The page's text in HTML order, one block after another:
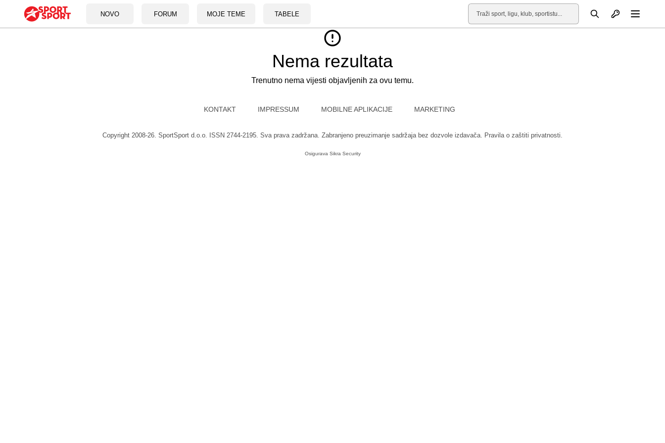
NOVO FORUM MOJE TEME TABELE
Pretraga Otvori profil
Nema rezultata
Trenutno nema vijesti objavljenih za ovu temu.
KONTAKT IMPRESSUM MOBILNE APLIKACIJE MARKETING
Copyright 2008-26. SportSport d.o.o. ISSN 2744-2195. Sva prava zadržana. Zabranjeno preuzimanje sadržaja bez dozvole izdavača. Pravila o zaštiti privatnosti.
Osigurava Sikra Security